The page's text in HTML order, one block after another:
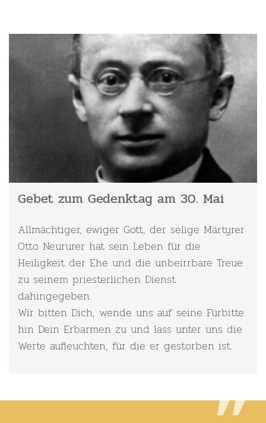
Gebet zum Gedenktag am 30. Mai
Allmächtiger, ewiger Gott, der selige Märtyrer
Otto Neururer hat sein Leben für die
Heiligkeit der Ehe und die unbeirrbare Treue
zu seinem priesterlichen Dienst
dahingegeben.
Wir bitten Dich, wende uns auf seine Fürbitte
hin Dein Erbarmen zu und lass unter uns die
Werte aufleuchten, für die er gestorben ist.